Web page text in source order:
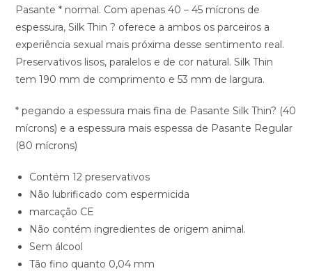
Pasante * normal. Com apenas 40 – 45 mícrons de
espessura, Silk Thin ? oferece a ambos os parceiros a
experiência sexual mais próxima desse sentimento real.
Preservativos lisos, paralelos e de cor natural. Silk Thin
tem 190 mm de comprimento e 53 mm de largura.
* pegando a espessura mais fina de Pasante Silk Thin? (40
mícrons) e a espessura mais espessa de Pasante Regular
(80 mícrons)
Contém 12 preservativos
Não lubrificado com espermicida
marcação CE
Não contém ingredientes de origem animal.
Sem álcool
Tão fino quanto 0,04 mm